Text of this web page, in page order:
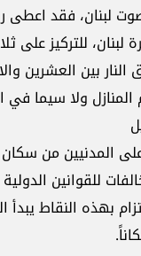
لبنان، فقد اعطى
للتركيز على
ولا سيما في
على المدنيين من
للقوانين الدولية
بهذه النقاط يبدأ